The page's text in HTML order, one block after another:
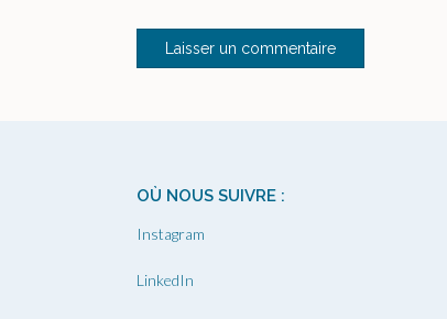
OÙ NOUS SUIVRE :
Instagram
LinkedIn